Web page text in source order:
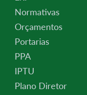
Normativas
Orçamentos
Portarias
PPA
IPTU
Plano Diretor